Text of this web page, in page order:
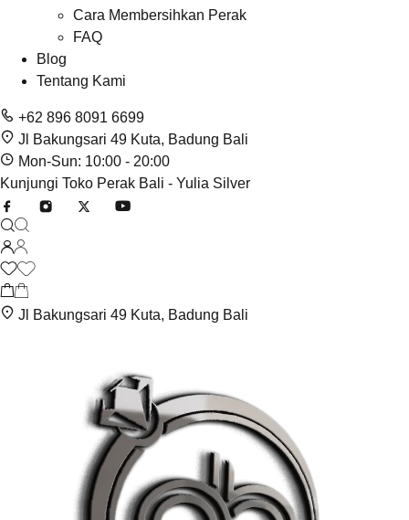
Cara Membersihkan Perak
FAQ
Blog
Tentang Kami
+62 896 8091 6699
Jl Bakungsari 49 Kuta, Badung Bali
Mon-Sun: 10:00 - 20:00
Kunjungi Toko Perak Bali - Yulia Silver
Jl Bakungsari 49 Kuta, Badung Bali